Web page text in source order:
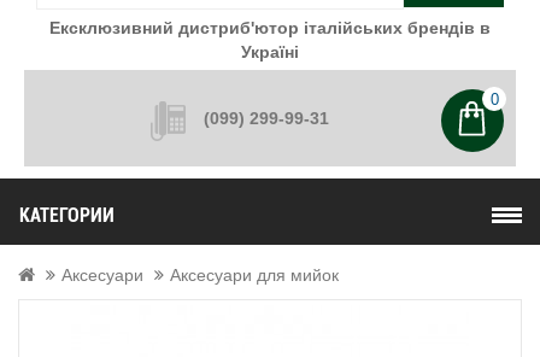
Ексклюзивний дистриб'ютор італійських брендів в
Україні
(099) 299-99-31
0
КАТЕГОРИИ
Аксесуари Аксесуари для мийок